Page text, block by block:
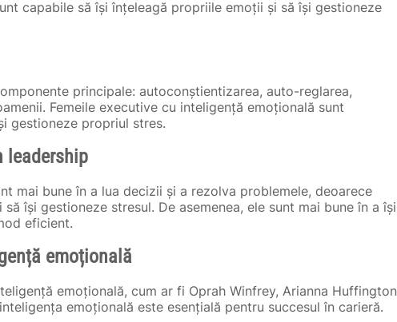
capabile să își înțeleagă propriile emoții și să își gestioneze
principale: autoconștientizarea, auto-reglarea,
Femeile executive cu inteligență emoțională sunt
gestioneze propriul stres.
leadership
mai bune în a lua decizii și a rezolva problemele, deoarece
își gestioneze stresul. De asemenea, ele sunt mai bune în a își
eficient.
emoțională
emoțională, cum ar fi Oprah Winfrey, Arianna Huffington
emoțională este esențială pentru succesul în carieră.